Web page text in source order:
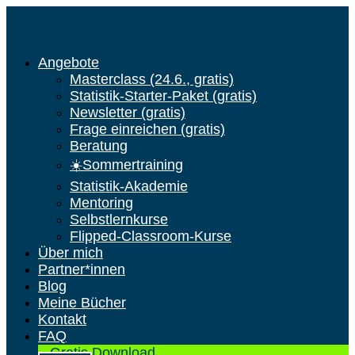
Angebote
Masterclass (24.6., gratis)
Statistik-Starter-Paket (gratis)
Newsletter (gratis)
Frage einreichen (gratis)
Beratung
☀️Sommertraining
Statistik-Akademie
Mentoring
Selbstlernkurse
Flipped-Classroom-Kurse
Über mich
Partner*innen
Blog
Meine Bücher
Kontakt
FAQ